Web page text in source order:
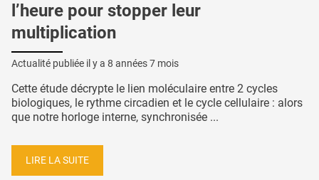
l’heure pour stopper leur
multiplication
Actualité publiée il y a 8 années 7 mois
Cette étude décrypte le lien moléculaire entre 2 cycles
biologiques, le rythme circadien et le cycle cellulaire : alors
que notre horloge interne, synchronisée ...
LIRE LA SUITE